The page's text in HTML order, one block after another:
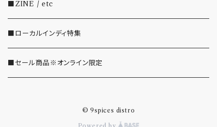
・SHOEGAZE/DREAMPOP/POST ROCK
・OTHER(LOUD/JUNK/RAP/ etc...)
■ZINE / etc
■ローカルインディ特集
■セール商品※オンライン限定
© 9spices distro
Powered by